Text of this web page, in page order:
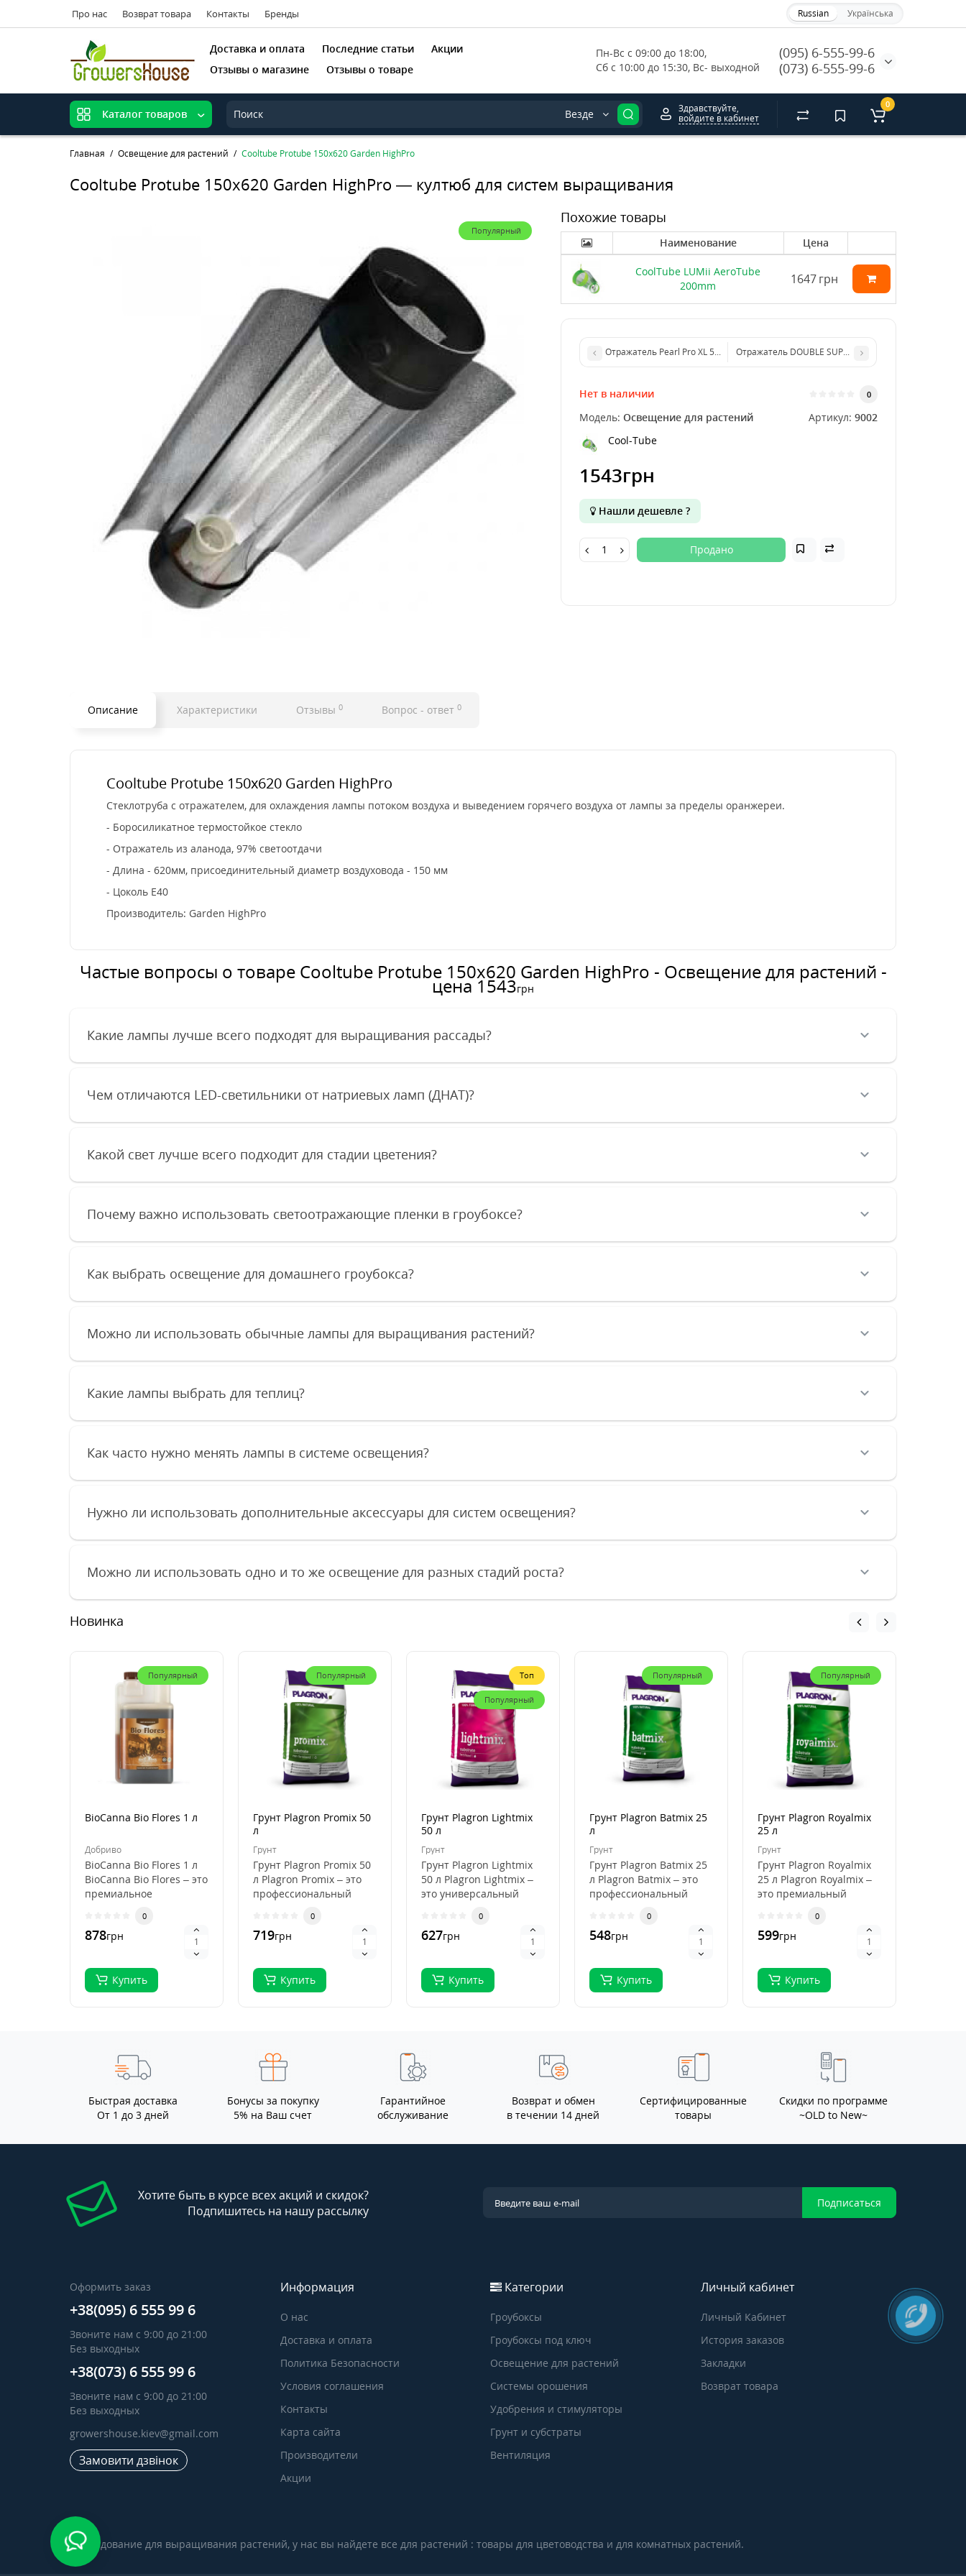
Про нас Возврат товара Контакты Бренды Russian Українська
Пн-Вс с 09:00 до 18:00,
Сб с 10:00 до 15:30, Вс- выходной
(095) 6-555-99-6
(073) 6-555-99-6
Доставка и оплата Последние статьи
Акции
Отзывы о магазине
Отзывы о товаре
Каталог товаров Везде
Здравствуйте,
войдите в кабинет
0
Главная Освещение для растений Cooltube Protube 150x620 Garden HighPro
Cooltube Protube 150x620 Garden HighPro — култюб для систем выращивания
Популярный
Похожие товары
Наименование Цена
CoolTube LUMii AeroTube
200mm
1647 грн
Отражатель Pearl Pro XL 55Х60 cm Garden HighPro
Отражатель DOUBLE SUPER-COOL 150mm
Нет в наличии 0
Модель: Освещение для растений Артикул: 9002
Cool-Tube
1543грн
Нашли дешевле ?
Продано
Описание Характеристики Отзывы 0 Вопрос - ответ 0
Cooltube Protube 150x620 Garden HighPro
Стеклотруба с отражателем, для охлаждения лампы потоком воздуха и выведением горячего воздуха от лампы за пределы оранжереи.
- Боросиликатное термостойкое стекло
- Отражатель из аланода, 97% светоотдачи
- Длина - 620мм, присоединительный диаметр воздуховода - 150 мм
- Цоколь Е40
Производитель: Garden HighPro
Частые вопросы о товаре Cooltube Protube 150x620 Garden HighPro - Освещение для растений -
цена 1543грн
Какие лампы лучше всего подходят для выращивания рассады?
Чем отличаются LED-светильники от натриевых ламп (ДНАТ)?
Какой свет лучше всего подходит для стадии цветения?
Почему важно использовать светоотражающие пленки в гроубоксе?
Как выбрать освещение для домашнего гроубокса?
Можно ли использовать обычные лампы для выращивания растений?
Какие лампы выбрать для теплиц?
Как часто нужно менять лампы в системе освещения?
Нужно ли использовать дополнительные аксессуары для систем освещения?
Можно ли использовать одно и то же освещение для разных стадий роста?
Новинка
Популярный
BioCanna Bio Flores 1 л
Добриво
BioCanna Bio Flores 1 л
BioCanna Bio Flores – это
премиальное
удобрение для ст..
0
878грн
Купить
Популярный
Грунт Plagron Promix 50
л
Грунт
Грунт Plagron Promix 50
л Plagron Promix – это
профессиональный
выращивания
растений, ..
0
719грн
Купить
Топ
Популярный
Грунт Plagron Lightmix
50 л
Грунт
Грунт Plagron Lightmix
50 л Plagron Lightmix –
это универсальный
выращивания..
0
627грн
Купить
Популярный
Грунт Plagron Batmix 25
л
Грунт
Грунт Plagron Batmix 25
л Plagron Batmix – это
профессиональный
органического
выращива..
0
548грн
Купить
Популярный
Грунт Plagron Royalmix
25 л
Грунт
Грунт Plagron Royalmix
25 л Plagron Royalmix –
это премиальный
органического в..
0
599грн
Купить
Быстрая доставка
От 1 до 3 дней
Бонусы за покупку
5% на Ваш счет
Гарантийное
обслуживание
Возврат и обмен
в течении 14 дней
Сертифицированные
товары
Скидки по программе
~OLD to New~
Хотите быть в курсе всех акций и скидок?
Подпишитесь на нашу рассылку
Подписаться
Оформить заказ
+38(095) 6 555 99 6
Звоните нам с 9:00 до 21:00
Без выходных
+38(073) 6 555 99 6
Звоните нам с 9:00 до 21:00
Без выходных
growershouse.kiev@gmail.com
Замовити дзвінок
Информация
О нас
Доставка и оплата
Политика Безопасности
Условия соглашения
Контакты
Карта сайта
Производители
Акции
Категории
Гроубоксы
Гроубоксы под ключ
Освещение для растений
Системы орошения
Удобрения и стимуляторы
Грунт и субстраты
Вентиляция
Личный кабинет
Личный Кабинет
История заказов
Закладки
Возврат товара
Оборудование для выращивания растений, у нас вы найдете все для растений : товары для цветоводства и для комнатных растений.